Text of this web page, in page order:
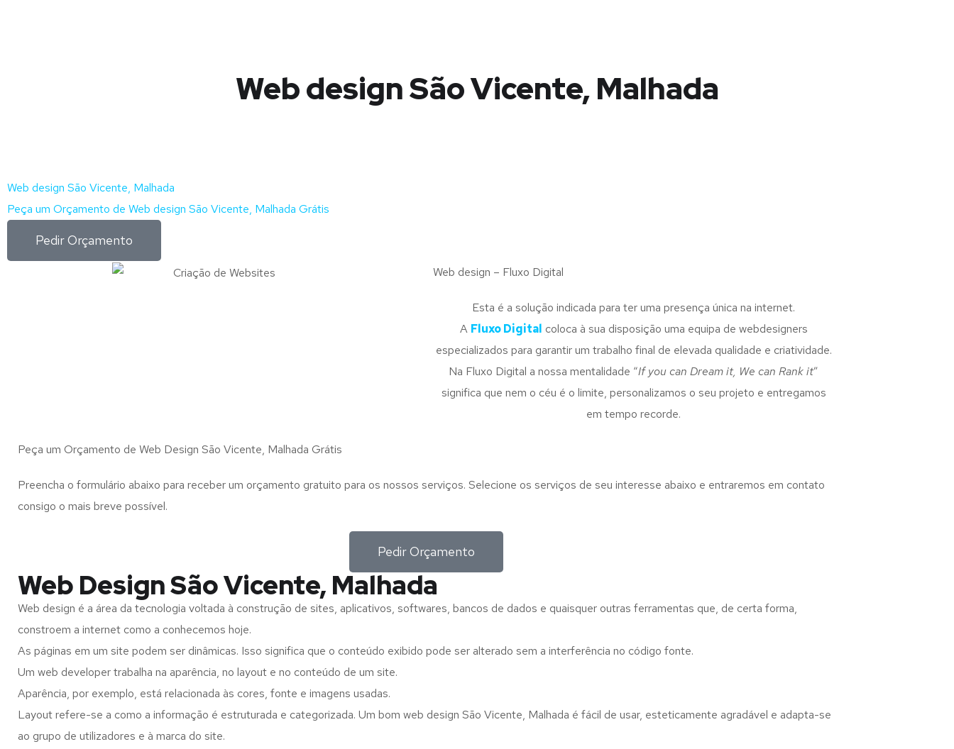
Web design São Vicente, Malhada
Web design São Vicente, Malhada
Peça um Orçamento de Web design São Vicente, Malhada Grátis
Pedir Orçamento
Web design – Fluxo Digital
Esta é a solução indicada para ter uma presença única na internet.
A Fluxo Digital coloca à sua disposição uma equipa de webdesigners
especializados para garantir um trabalho final de elevada qualidade e criatividade.
Na Fluxo Digital a nossa mentalidade “If you can Dream it, We can Rank it”
significa que nem o céu é o limite, personalizamos o seu projeto e entregamos
em tempo recorde.
Peça um Orçamento de Web Design São Vicente, Malhada Grátis
Preencha o formulário abaixo para receber um orçamento gratuito para os nossos serviços. Selecione os serviços de seu interesse abaixo e entraremos em contato
consigo o mais breve possível.
Pedir Orçamento
Web Design São Vicente, Malhada
Web design é a área da tecnologia voltada à construção de sites, aplicativos, softwares, bancos de dados e quaisquer outras ferramentas que, de certa forma,
constroem a internet como a conhecemos hoje.
As páginas em um site podem ser dinâmicas. Isso significa que o conteúdo exibido pode ser alterado sem a interferência no código fonte.
Um web developer trabalha na aparência, no layout e no conteúdo de um site.
Aparência, por exemplo, está relacionada às cores, fonte e imagens usadas.
Layout refere-se a como a informação é estruturada e categorizada. Um bom web design São Vicente, Malhada é fácil de usar, esteticamente agradável e adapta-se
ao grupo de utilizadores e à marca do site.